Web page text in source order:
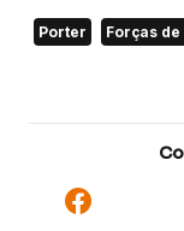
Porter Forças